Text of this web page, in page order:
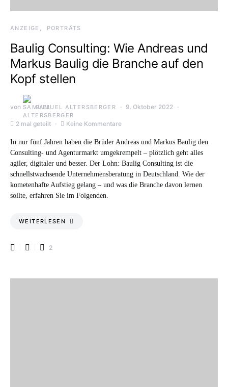
ANZEIGE PORTRÄTS
Baulig Consulting: Wie Andreas und
Markus Baulig die Branche auf den
Kopf stellen
von SAMUEL ALTERSBERGER 9. Oktober 2022
2 mal geteilt Keine Kommentare
In nur fünf Jahren haben die Brüder Andreas und Markus Baulig den
Consulting- und Agenturmarkt umgekrempelt – plötzlich geht alles
agiler, digitaler und besser. Der Lohn: Baulig Consulting ist die
schnellstwachsende Unternehmensberatung in Deutschland. Wie der
kometenhafte Aufstieg gelang – und was die Branche davon lernen
sollte, erfahren Sie im Folgenden.
WEITERLESEN
2